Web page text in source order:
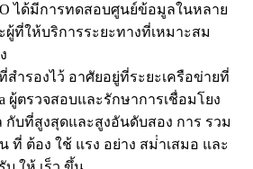
ได้มีการทดสอบศูนย์ข้อมูลในหลาย
ที่ให้บริการระยะทางที่เหมาะสม
สํารองไว้ อาศัยอยู่ที่ระยะเครือข่ายที่
ผู้ตรวจสอบและรักษาการเชื่อมโยง
กับที่สูงสุดและสูงอันดับสอง การ รวม
ที่ ต้อง ใช้ แรง อย่าง สม่ําเสมอ และ